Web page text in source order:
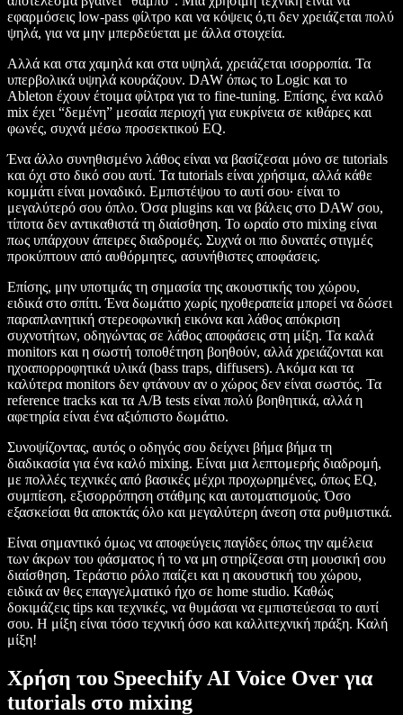
εφαρμόσεις low-pass φίλτρο και να κόψεις ό,τι δεν χρειάζεται πολύ
ψηλά, για να μην μπερδεύεται με άλλα στοιχεία.
Αλλά και στα χαμηλά και στα υψηλά, χρειάζεται ισορροπία. Τα
υπερβολικά υψηλά κουράζουν. DAW όπως το Logic και το
Ableton έχουν έτοιμα φίλτρα για το fine-tuning. Επίσης, ένα καλό
mix έχει “δεμένη” μεσαία περιοχή για ευκρίνεια σε κιθάρες και
φωνές, συχνά μέσω προσεκτικού EQ.
Ένα άλλο συνηθισμένο λάθος είναι να βασίζεσαι μόνο σε tutorials
και όχι στο δικό σου αυτί. Τα tutorials είναι χρήσιμα, αλλά κάθε
κομμάτι είναι μοναδικό. Εμπιστέψου το αυτί σου· είναι το
μεγαλύτερό σου όπλο. Όσα plugins και να βάλεις στο DAW σου,
τίποτα δεν αντικαθιστά τη διαίσθηση. Το ωραίο στο mixing είναι
πως υπάρχουν άπειρες διαδρομές. Συχνά οι πιο δυνατές στιγμές
προκύπτουν από αυθόρμητες, ασυνήθιστες αποφάσεις.
Επίσης, μην υποτιμάς τη σημασία της ακουστικής του χώρου,
ειδικά στο σπίτι. Ένα δωμάτιο χωρίς ηχοθεραπεία μπορεί να δώσει
παραπλανητική στερεοφωνική εικόνα και λάθος απόκριση
συχνοτήτων, οδηγώντας σε λάθος αποφάσεις στη μίξη. Τα καλά
monitors και η σωστή τοποθέτηση βοηθούν, αλλά χρειάζονται και
ηχοαπορροφητικά υλικά (bass traps, diffusers). Ακόμα και τα
καλύτερα monitors δεν φτάνουν αν ο χώρος δεν είναι σωστός. Τα
reference tracks και τα A/B tests είναι πολύ βοηθητικά, αλλά η
αφετηρία είναι ένα αξιόπιστο δωμάτιο.
Συνοψίζοντας, αυτός ο οδηγός σου δείχνει βήμα βήμα τη
διαδικασία για ένα καλό mixing. Είναι μια λεπτομερής διαδρομή,
με πολλές τεχνικές από βασικές μέχρι προχωρημένες, όπως EQ,
συμπίεση, εξισορρόπηση στάθμης και αυτοματισμούς. Όσο
εξασκείσαι θα αποκτάς όλο και μεγαλύτερη άνεση στα ρυθμιστικά.
Είναι σημαντικό όμως να αποφεύγεις παγίδες όπως την αμέλεια
των άκρων του φάσματος ή το να μη στηρίζεσαι στη μουσική σου
διαίσθηση. Τεράστιο ρόλο παίζει και η ακουστική του χώρου,
ειδικά αν θες επαγγελματικό ήχο σε home studio. Καθώς
δοκιμάζεις tips και τεχνικές, να θυμάσαι να εμπιστεύεσαι το αυτί
σου. Η μίξη είναι τόσο τεχνική όσο και καλλιτεχνική πράξη. Καλή
μίξη!
Χρήση του Speechify AI Voice Over για
tutorials στο mixing